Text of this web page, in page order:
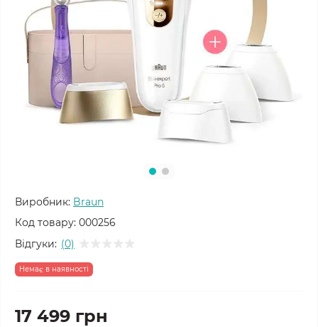
Виробник: Braun
Код товару: 000256
Відгуки: (0)
Немає в наявності
17 499 грн